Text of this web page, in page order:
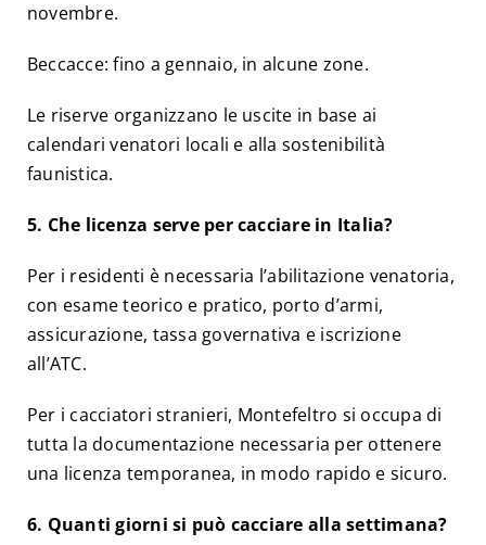
novembre.
Beccacce: fino a gennaio, in alcune zone.
Le riserve organizzano le uscite in base ai
calendari venatori locali e alla sostenibilità
faunistica.
5. Che licenza serve per cacciare in Italia?
Per i residenti è necessaria l’abilitazione venatoria,
con esame teorico e pratico, porto d’armi,
assicurazione, tassa governativa e iscrizione
all’ATC.
Per i cacciatori stranieri, Montefeltro si occupa di
tutta la documentazione necessaria per ottenere
una licenza temporanea, in modo rapido e sicuro.
6. Quanti giorni si può cacciare alla settimana?